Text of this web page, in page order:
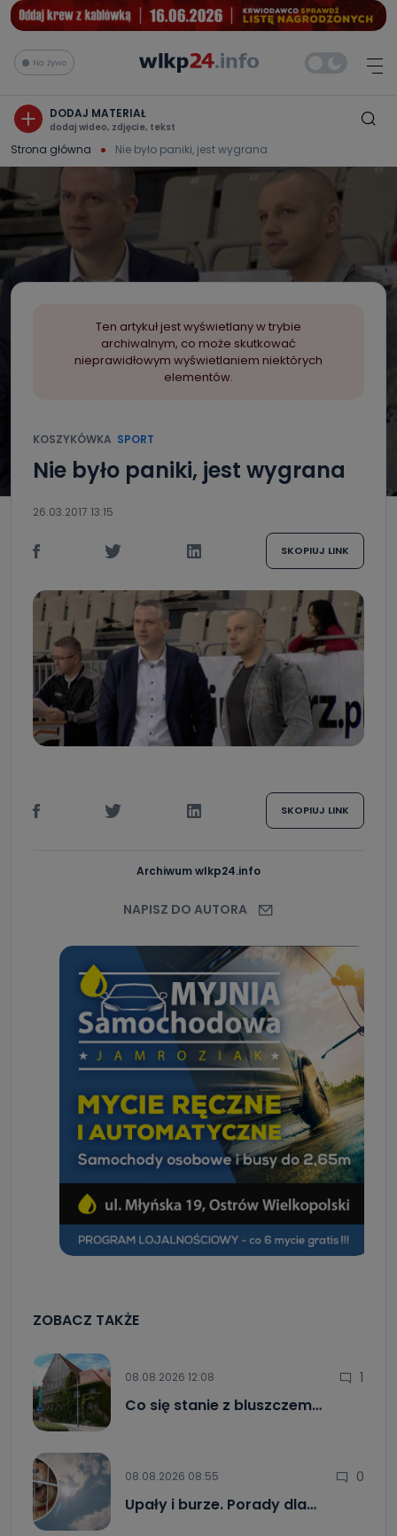
Na żywo
DODAJ MATERIAŁ
dodaj wideo, zdjęcie, tekst
Strona główna Nie było paniki, jest wygrana
Ten artykuł jest wyświetlany w trybie
archiwalnym, co może skutkować
nieprawidłowym wyświetlaniem niektórych
elementów.
KOSZYKÓWKA SPORT
Nie było paniki, jest wygrana
26.03.2017 13:15
SKOPIUJ LINK
SKOPIUJ LINK
Archiwum wlkp24.info
NAPISZ DO AUTORA
ZOBACZ TAKŻE
08.08.2026 12:08 1
Co się stanie z bluszczem…
08.08.2026 08:55 0
Upały i burze. Porady dla…